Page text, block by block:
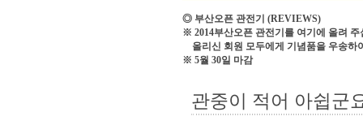
◎ 부산오픈 관전기 (REVIEWS)
※ 2014부산오픈 관전기를 여기에 올려 주
올리신 회원 모두에게 기념품을 우송하
※ 5월 30일 마감
관중이 적어 아쉽군